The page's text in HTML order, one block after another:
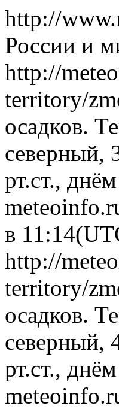
http://
России и
http://
territory/
осадков.
северный,
рт.ст.,
в
http://
territory/
осадков.
северный,
рт.ст.,